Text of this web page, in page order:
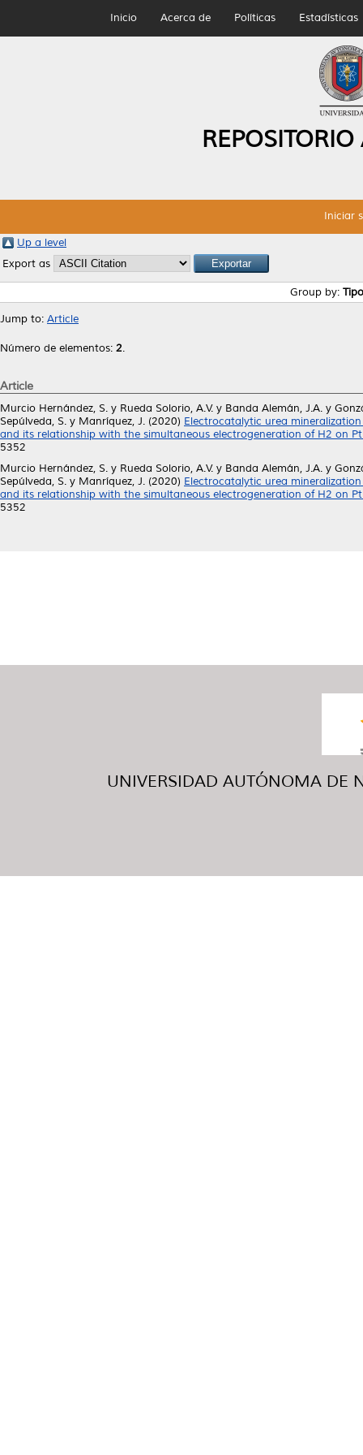
Inicio Acerca de Políticas Estadísticas
Iniciar
Up a level
Export as
Group by:
Jump to: Article
Número de elementos: 2.
Article
Murcio Hernández, S. y Rueda Solorio, A.V. y Banda Alemán, J.A. y
Sepúlveda, S. y Manríquez, J. (2020) Electrocatalytic urea
and its relationship with the simultaneous electrogeneration of H2 on
5352
Murcio Hernández, S. y Rueda Solorio, A.V. y Banda Alemán, J.A. y
Sepúlveda, S. y Manríquez, J. (2020) Electrocatalytic urea
and its relationship with the simultaneous electrogeneration of H2 on
5352
UNIVERSIDAD AUTÓNOMA DE